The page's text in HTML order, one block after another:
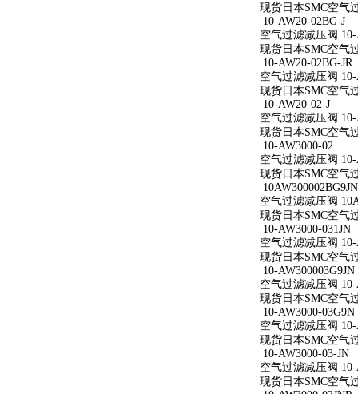
现货日本SMC空气
10-AW20-02BG-J
空气过滤减压阀 10-
现货日本SMC空气
10-AW20-02BG-JR
空气过滤减压阀 10-
现货日本SMC空气
10-AW20-02-J
空气过滤减压阀 10-
现货日本SMC空气
10-AW3000-02
空气过滤减压阀 10-
现货日本SMC空气
10AW300002BG9JN
空气过滤减压阀
现货日本SMC空气
10-AW3000-031JN
空气过滤减压阀 10-
现货日本SMC空气
10-AW300003G9JN
空气过滤减压阀 10-
现货日本SMC空气
10-AW3000-03G9N
空气过滤减压阀 10-
现货日本SMC空气
10-AW3000-03-JN
空气过滤减压阀 10-
现货日本SMC空气